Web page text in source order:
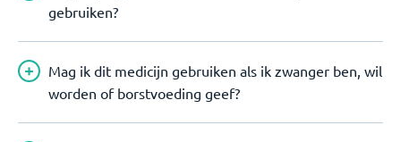
gebruiken?
Mag ik dit medicijn gebruiken als ik zwanger ben, wil
worden of borstvoeding geef?